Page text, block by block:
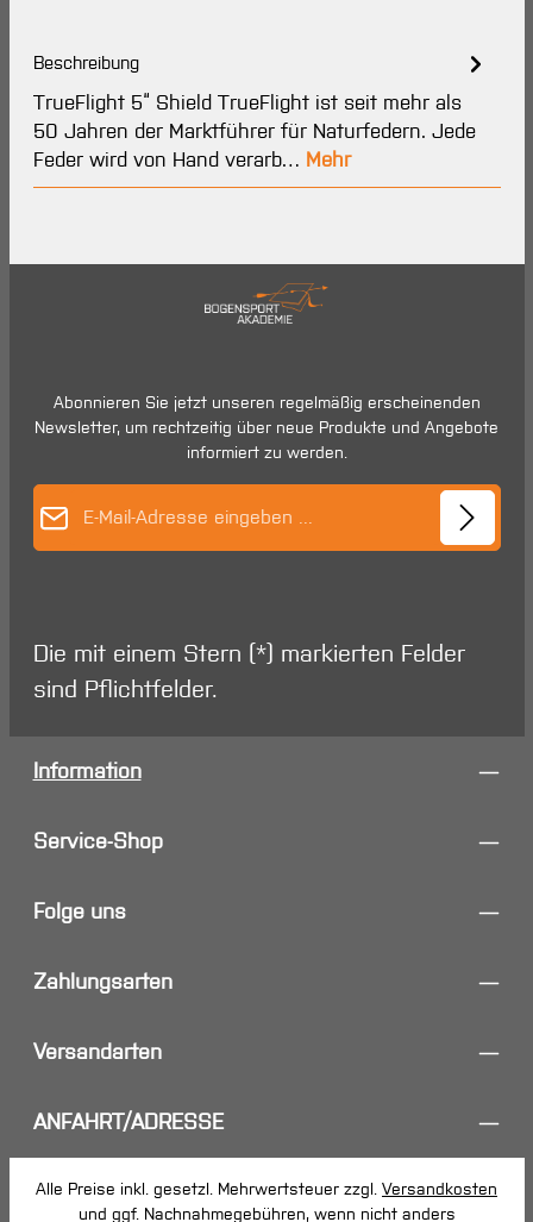
Beschreibung
TrueFlight 5“ Shield TrueFlight ist seit mehr als
50 Jahren der Marktführer für Naturfedern. Jede
Feder wird von Hand verarb… Mehr
Abonnieren Sie jetzt unseren regelmäßig erscheinenden
Newsletter, um rechtzeitig über neue Produkte und Angebote
informiert zu werden.
Die mit einem Stern (*) markierten Felder
sind Pflichtfelder.
Information
Service-Shop
Folge uns
Zahlungsarten
Versandarten
ANFAHRT/ADRESSE
Alle Preise inkl. gesetzl. Mehrwertsteuer zzgl. Versandkosten
und ggf. Nachnahmegebühren, wenn nicht anders